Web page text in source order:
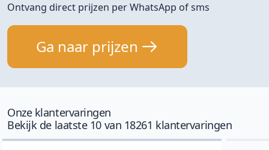
Ontvang direct prijzen per WhatsApp of sms
Ga naar prijzen
Onze klantervaringen
Bekijk de laatste 10 van 18261 klantervaringen